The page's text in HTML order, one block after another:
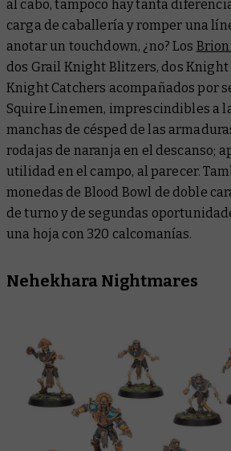
al cabo, tampoco hay tanta
carga de caballería y romper una
anotar un touchdown, ¿no? Los
dos Grail Knight Blitzers, dos Knight
Knight Catchers acompañados por
Squire Linemen, imprescindibles a
manchas de césped de las
rodajas de naranja en el descanso;
utilidad en el campo, al parecer.
monedas de Blood Bowl de doble
de turno y de segundas
una hoja con 320 calcomanías.
Nehekhara Nightmares